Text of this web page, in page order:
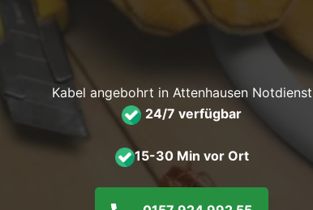
Kabel angebohrt in Attenhausen Notdienst
24/7 verfügbar
15-30 Min vor Ort